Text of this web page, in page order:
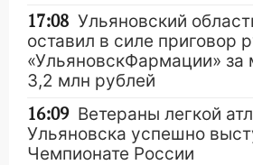
17:08 Ульяновский
оставил в силе приговор
«УльяновскФармации» за
3,2 млн рублей
16:09 Ветераны легкой
Ульяновска успешно
Чемпионате России